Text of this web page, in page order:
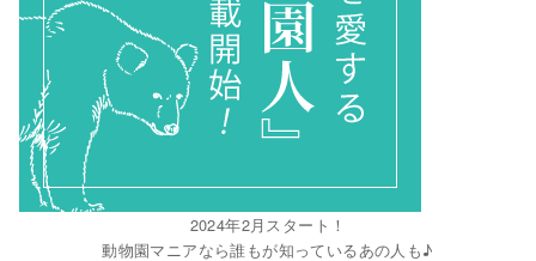
2024年2月スタート！
動物園マニアなら誰もが知っているあの人も♪